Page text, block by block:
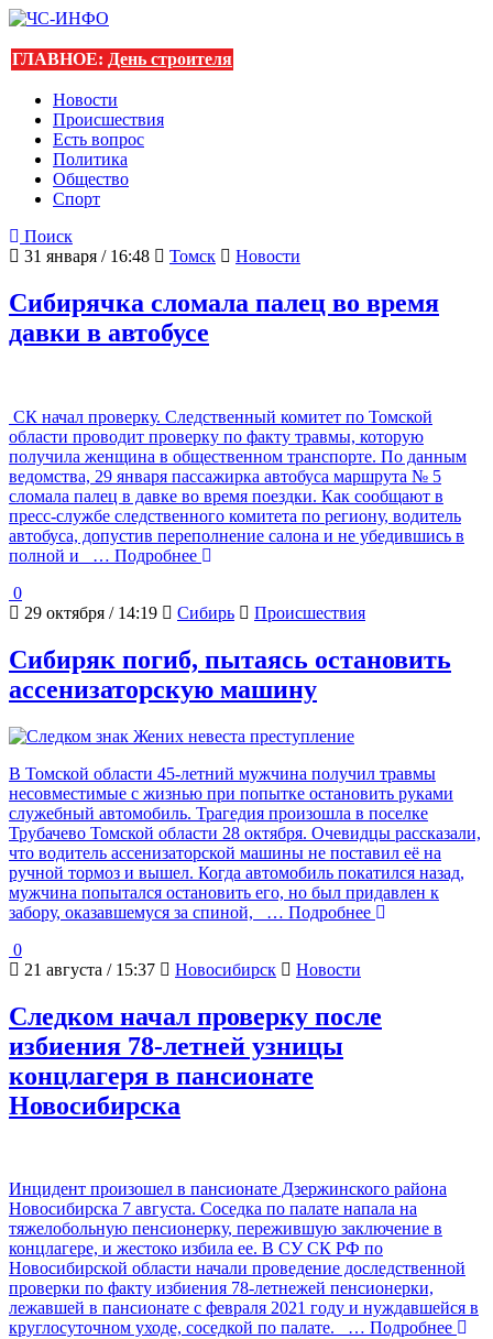
ГЛАВНОЕ: День строителя
Новости
Происшествия
Есть вопрос
Политика
Общество
Спорт
Поиск
31 января / 16:48
Томск Новости
Сибирячка сломала палец во время
давки в автобусе
СК начал проверку. Следственный комитет по Томской
области проводит проверку по факту травмы, которую
получила женщина в общественном транспорте. По данным
ведомства, 29 января пассажирка автобуса маршрута № 5
сломала палец в давке во время поездки. Как сообщают в
пресс-службе следственного комитета по региону, водитель
автобуса, допустив переполнение салона и не убедившись в
полной и
… Подробнее
0
29 октября / 14:19
Сибирь Происшествия
Сибиряк погиб, пытаясь остановить
ассенизаторскую машину
В Томской области 45-летний мужчина получил травмы
несовместимые с жизнью при попытке остановить руками
служебный автомобиль. Трагедия произошла в поселке
Трубачево Томской области 28 октября. Очевидцы рассказали,
что водитель ассенизаторской машины не поставил её на
ручной тормоз и вышел. Когда автомобиль покатился назад,
мужчина попытался остановить его, но был придавлен к
забору, оказавшемуся за спиной,
… Подробнее
0
21 августа / 15:37
Новосибирск Новости
Следком начал проверку после
избиения 78-летней узницы
концлагеря в пансионате
Новосибирска
Инцидент произошел в пансионате Дзержинского района
Новосибирска 7 августа. Соседка по палате напала на
тяжелобольную пенсионерку, пережившую заключение в
концлагере, и жестоко избила ее. В СУ СК РФ по
Новосибирской области начали проведение доследственной
проверки по факту избиения 78-летнежей пенсионерки,
лежавшей в пансионате с февраля 2021 году и нуждавшейся в
круглосуточном уходе, соседкой по палате.
… Подробнее